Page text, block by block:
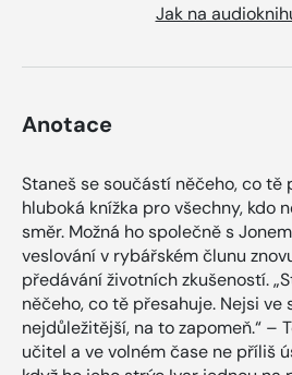
Jak na
Anotace
Staneš se součástí něčeho, co tě
hluboká knížka pro všechny, kdo
směr. Možná ho společně s
veslování v rybářském člunu
předávání životních zkušeností.
něčeho, co tě přesahuje. Nejsi ve
nejdůležitější, na to zapomeň.“ –
učitel a ve volném čase ne příliš